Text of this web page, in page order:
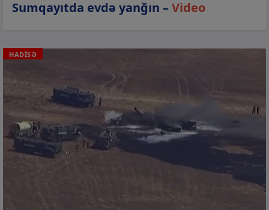
Sumqayıtda evdə yanğın –Video
HADİSƏ